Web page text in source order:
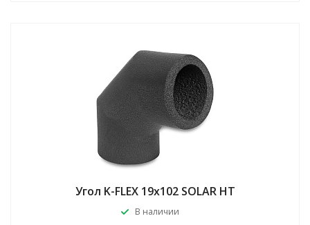
Угол K-FLEX 19x102 SOLAR HT
В наличии